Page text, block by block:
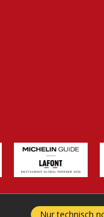
Nur technisch